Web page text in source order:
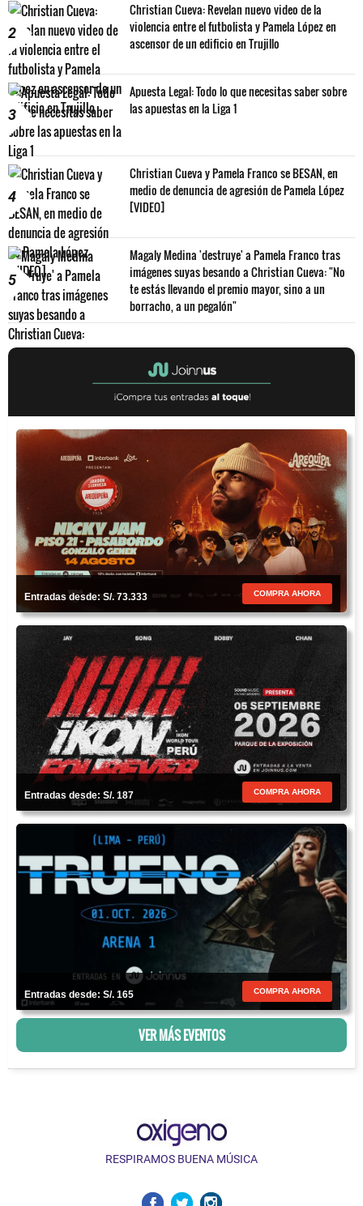
2
Christian Cueva: Revelan nuevo video de la
violencia entre el futbolista y Pamela López en
ascensor de un edificio en Trujillo
3
Apuesta Legal: Todo lo que necesitas saber sobre
las apuestas en la Liga 1
4
Christian Cueva y Pamela Franco se BESAN, en
medio de denuncia de agresión de Pamela López
[VIDEO]
5
Magaly Medina 'destruye' a Pamela Franco tras
imágenes suyas besando a Christian Cueva: "No
te estás llevando el premio mayor, sino a un
borracho, a un pegalón"
Entradas desde: S/. 73.333 COMPRA AHORA
Entradas desde: S/. 187 COMPRA AHORA
Entradas desde: S/. 165 COMPRA AHORA
VER MÁS EVENTOS
RESPIRAMOS BUENA MÚSICA